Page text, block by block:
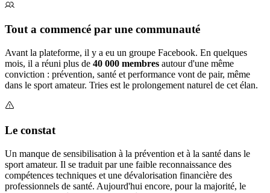
Tout a commencé par une communauté
Avant la plateforme, il y a eu un groupe Facebook. En quelques
mois, il a réuni plus de 40 000 membres autour d'une même
conviction : prévention, santé et performance vont de pair, même
dans le sport amateur. Tries est le prolongement naturel de cet élan.
Le constat
Un manque de sensibilisation à la prévention et à la santé dans le
sport amateur. Il se traduit par une faible reconnaissance des
compétences techniques et une dévalorisation financière des
professionnels de santé. Aujourd'hui encore, pour la majorité, le